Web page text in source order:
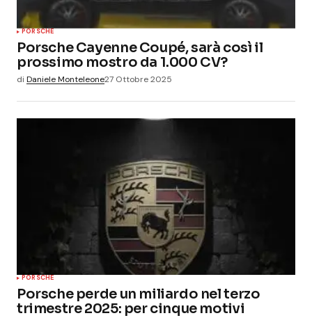
PORSCHE
Porsche Cayenne Coupé, sarà così il
prossimo mostro da 1.000 CV?
di Daniele Monteleone27 Ottobre 2025
PORSCHE
Porsche perde un miliardo nel terzo
trimestre 2025: per cinque motivi